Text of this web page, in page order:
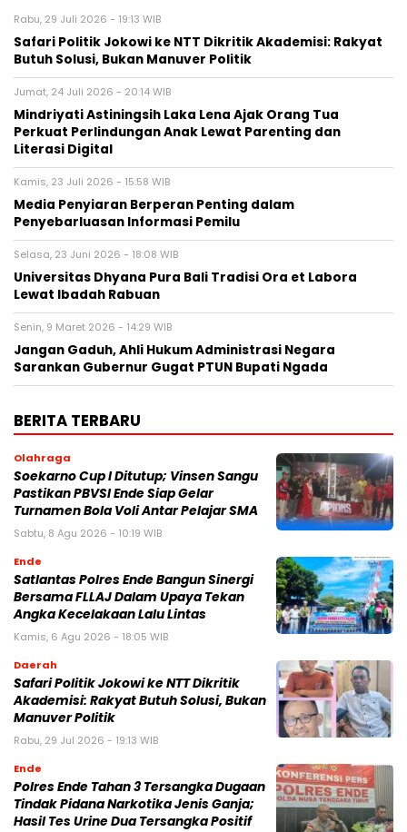
Rabu, 29 Juli 2026 - 19:13 WIB
Safari Politik Jokowi ke NTT Dikritik Akademisi: Rakyat
Butuh Solusi, Bukan Manuver Politik
Jumat, 24 Juli 2026 - 20:14 WIB
Mindriyati Astiningsih Laka Lena Ajak Orang Tua
Perkuat Perlindungan Anak Lewat Parenting dan
Literasi Digital
Kamis, 23 Juli 2026 - 15:58 WIB
Media Penyiaran Berperan Penting dalam
Penyebarluasan Informasi Pemilu
Selasa, 23 Juni 2026 - 18:08 WIB
Universitas Dhyana Pura Bali Tradisi Ora et Labora
Lewat Ibadah Rabuan
Senin, 9 Maret 2026 - 14:29 WIB
Jangan Gaduh, Ahli Hukum Administrasi Negara
Sarankan Gubernur Gugat PTUN Bupati Ngada
BERITA TERBARU
Olahraga
Soekarno Cup I Ditutup; Vinsen Sangu
Pastikan PBVSI Ende Siap Gelar
Turnamen Bola Voli Antar Pelajar SMA
Sabtu, 8 Agu 2026 - 10:19 WIB
Ende
Satlantas Polres Ende Bangun Sinergi
Bersama FLLAJ Dalam Upaya Tekan
Angka Kecelakaan Lalu Lintas
Kamis, 6 Agu 2026 - 18:05 WIB
Daerah
Safari Politik Jokowi ke NTT Dikritik
Akademisi: Rakyat Butuh Solusi, Bukan
Manuver Politik
Rabu, 29 Jul 2026 - 19:13 WIB
Ende
Polres Ende Tahan 3 Tersangka Dugaan
Tindak Pidana Narkotika Jenis Ganja;
Hasil Tes Urine Dua Tersangka Positif